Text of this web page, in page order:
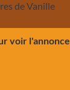
voir l'annonce